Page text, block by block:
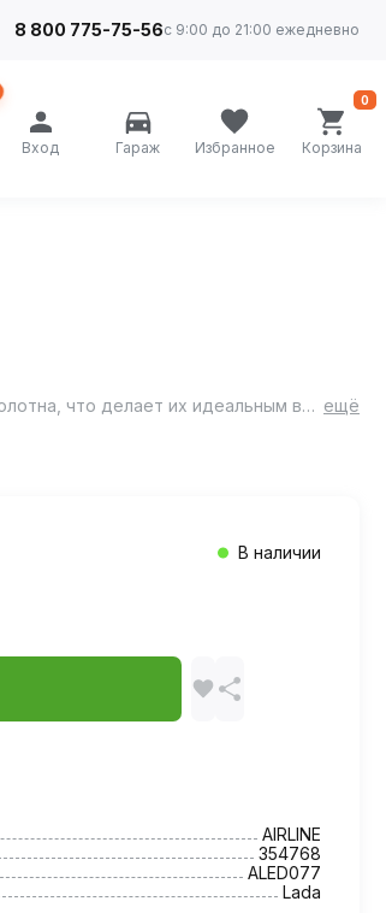
8 800 775-75-56с 9:00 до 21:00 ежедневно
Вход Гараж Избранное Корзина
0
Противотуманные фары с разъемом H11 и регулируемой световой границей обеспечивают мощное и равномерное освещение дорожного полотна, что делает их идеальным выбором для эксплуатации в условиях ограниченной видимости, включая ночное время суток и неблагоприятные погодные условия. ещё
В наличии
AIRLINE
354768
ALED077
Lada